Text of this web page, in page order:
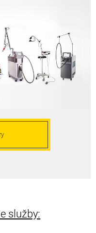
služby: